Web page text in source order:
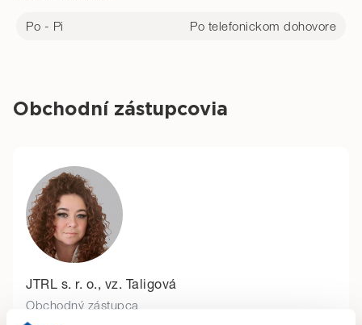
Po - Pi Po telefonickom dohovore
Obchodní zástupcovia
JTRL s. r. o., vz. Taligová
Obchodný zástupca